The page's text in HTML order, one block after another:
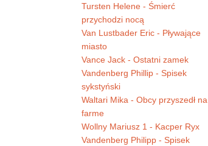
Tursten Helene - Śmierć
przychodzi nocą
Van Lustbader Eric - Pływające
miasto
Vance Jack - Ostatni zamek
Vandenberg Phillip - Spisek
sykstyński
Waltari Mika - Obcy przyszedł na
farme
Wollny Mariusz 1 - Kacper Ryx
Vandenberg Philipp - Spisek